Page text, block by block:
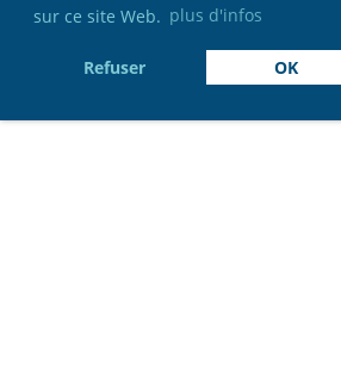
sur ce site Web. plus d'infos
Refuser OK